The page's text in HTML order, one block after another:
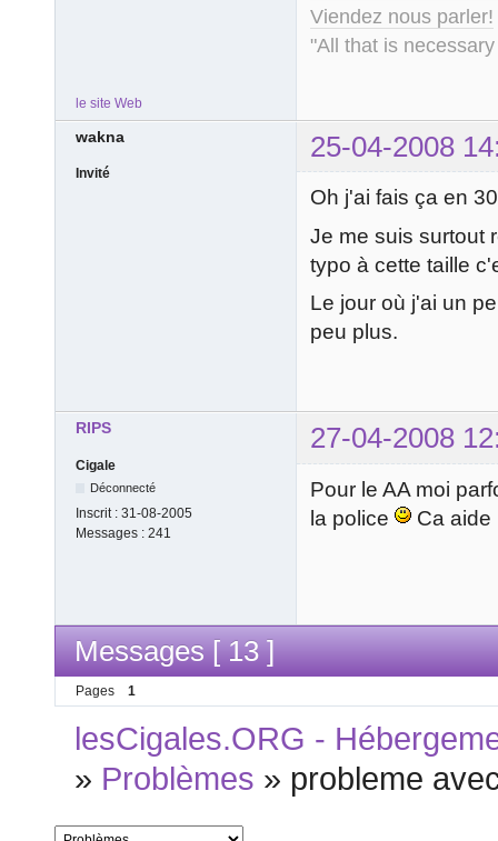
Viendez nous parler!
"All that is
le site Web
wakna 25-04-2008
Invité
Oh j'ai fais ça en
Je me suis surtout
typo à cette taille
Le jour où j'ai un
peu plus.
RIPS 27-04-2008
Cigale
Déconnecté
Inscrit : 31-08-2005
Messages : 241
Pour le AA moi
la police
Ca
Messages [ 13 ]
Pages 1
lesCigales.ORG -
» Problèmes » probleme